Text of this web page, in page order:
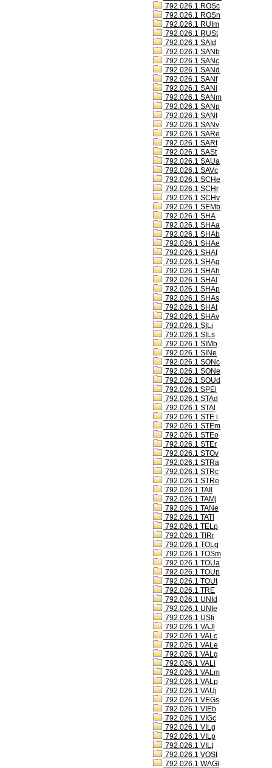
792.026.1 ROSc
792.026.1 ROSn
792.026.1 RUIm
792.026.1 RUSt
792.026.1 SAId
792.026.1 SANb
792.026.1 SANc
792.026.1 SANd
792.026.1 SANf
792.026.1 SANl
792.026.1 SANm
792.026.1 SANp
792.026.1 SANt
792.026.1 SANv
792.026.1 SARe
792.026.1 SARt
792.026.1 SASt
792.026.1 SAUa
792.026.1 SAVc
792.026.1 SCHe
792.026.1 SCHr
792.026.1 SCHv
792.026.1 SEMb
792.026.1 SHA
792.026.1 SHAa
792.026.1 SHAb
792.026.1 SHAe
792.026.1 SHAf
792.026.1 SHAg
792.026.1 SHAh
792.026.1 SHAl
792.026.1 SHAp
792.026.1 SHAs
792.026.1 SHAt
792.026.1 SHAv
792.026.1 SILi
792.026.1 SILs
792.026.1 SIMb
792.026.1 SINe
792.026.1 SONc
792.026.1 SONe
792.026.1 SOUd
792.026.1 SPEl
792.026.1 STAd
792.026.1 STAl
792.026.1 STE i
792.026.1 STEm
792.026.1 STEo
792.026.1 STEr
792.026.1 STOv
792.026.1 STRa
792.026.1 STRc
792.026.1 STRe
792.026.1 TAIl
792.026.1 TAMj
792.026.1 TANe
792.026.1 TATl
792.026.1 TELp
792.026.1 TIRr
792.026.1 TOLq
792.026.1 TOSm
792.026.1 TOUa
792.026.1 TOUp
792.026.1 TOUt
792.026.1 TRE
792.026.1 UNId
792.026.1 UNIe
792.026.1 USIi
792.026.1 VAJl
792.026.1 VALc
792.026.1 VALe
792.026.1 VALg
792.026.1 VALl
792.026.1 VALm
792.026.1 VALp
792.026.1 VAUj
792.026.1 VEGs
792.026.1 VIEb
792.026.1 VIGc
792.026.1 VILg
792.026.1 VILp
792.026.1 VILt
792.026.1 VOSt
792.026.1 WAGl